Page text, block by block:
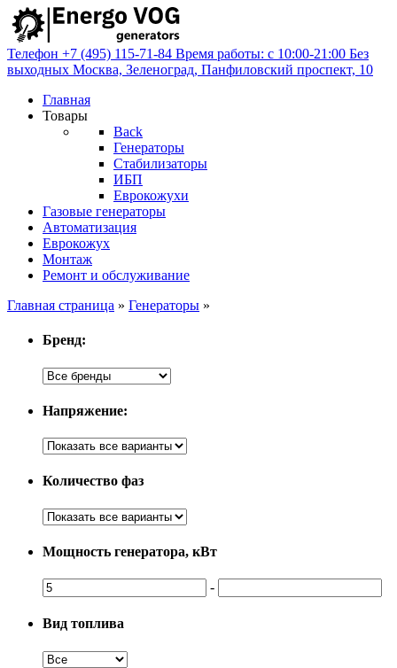
Телефон +7 (495) 115-71-84 Время работы: с 10:00-21:00 Без
выходных Москва, Зеленоград, Панфиловский проспект, 10
Главная
Товары
Back
Генераторы
Стабилизаторы
ИБП
Еврокожухи
Газовые генераторы
Автоматизация
Еврокожух
Монтаж
Ремонт и обслуживание
Главная страница » Генераторы »
Бренд:
Напряжение:
Количество фаз
Мощность генератора, кВт
-
Вид топлива